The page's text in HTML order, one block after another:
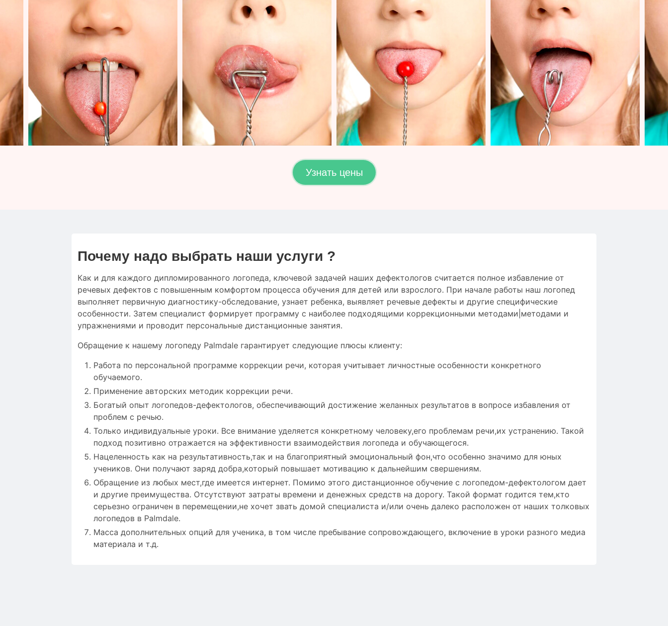
Узнать цены
Почему надо выбрать наши услуги ?
Как и для каждого дипломированного логопеда, ключевой задачей наших дефектологов считается полное избавление от
речевых дефектов с повышенным комфортом процесса обучения для детей или взрослого. При начале работы наш логопед
выполняет первичную диагностику-обследование, узнает ребенка, выявляет речевые дефекты и другие специфические
особенности. Затем специалист формирует программу с наиболее подходящими коррекционными методами|методами и
упражнениями и проводит персональные дистанционные занятия.
Обращение к нашему логопеду Palmdale гарантирует следующие плюсы клиенту:
Работа по персональной программе коррекции речи, которая учитывает личностные особенности конкретного
обучаемого.
Применение авторских методик коррекции речи.
Богатый опыт логопедов-дефектологов, обеспечивающий достижение желанных результатов в вопросе избавления от
проблем с речью.
Только индивидуальные уроки. Все внимание уделяется конкретному человеку,его проблемам речи,их устранению. Такой
подход позитивно отражается на эффективности взаимодействия логопеда и обучающегося.
Нацеленность как на результативность,так и на благоприятный эмоциональный фон,что особенно значимо для юных
учеников. Они получают заряд добра,который повышает мотивацию к дальнейшим свершениям.
Обращение из любых мест,где имеется интернет. Помимо этого дистанционное обучение с логопедом-дефектологом дает
и другие преимущества. Отсутствуют затраты времени и денежных средств на дорогу. Такой формат годится тем,кто
серьезно ограничен в перемещении,не хочет звать домой специалиста и/или очень далеко расположен от наших толковых
логопедов в Palmdale.
Масса дополнительных опций для ученика, в том числе пребывание сопровождающего, включение в уроки разного медиа
материала и т.д.